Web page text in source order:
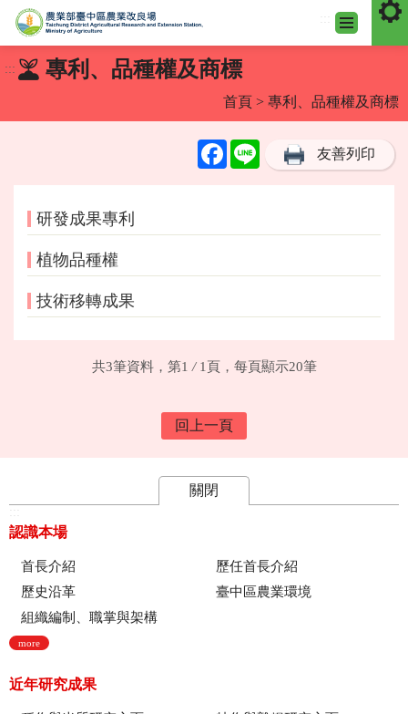
到
::: 專利、品種權及商標
首頁 > 專利、品種權及商標
FacebookLine 友善列印
研發成果專利
植物品種權
技術移轉成果
共3筆資料，第1 / 1頁，每頁顯示20筆
回上一頁
關閉
認識本場
首長介紹
歷任首長介紹
歷史沿革
臺中區農業環境
組織編制、職掌與架構
more
近年研究成果